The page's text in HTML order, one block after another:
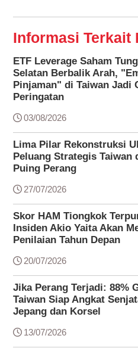
Informasi Terkait
ETF Leverage Saham
Selatan Berbalik Arah,
Pinjaman" di Taiwan Jadi
Peringatan
03/08/2026
Lima Pilar Rekonstruksi
Peluang Strategis Taiwan
Puing Perang
27/07/2026
Skor HAM Tiongkok
Insiden Akio Yaita Akan
Penilaian Tahun Depan
20/07/2026
Jika Perang Terjadi: 88%
Taiwan Siap Angkat
Jepang dan Korsel
13/07/2026